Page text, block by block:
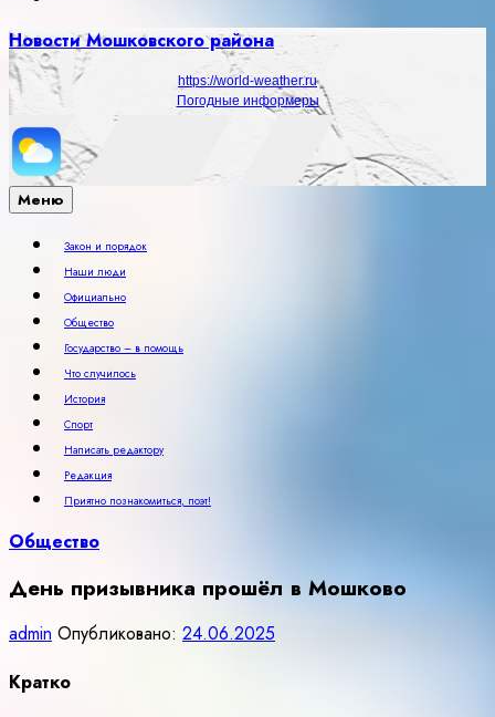
Новости Мошковского района
https://world-weather.ru
Погодные информеры
Меню
Закон и порядок
Наши люди
Официально
Общество
Государство – в помощь
Что случилось
История
Спорт
Написать редактору
Редакция
Приятно познакомиться, поэт!
Общество
День призывника прошёл в Мошково
admin Опубликовано: 24.06.2025
Кратко